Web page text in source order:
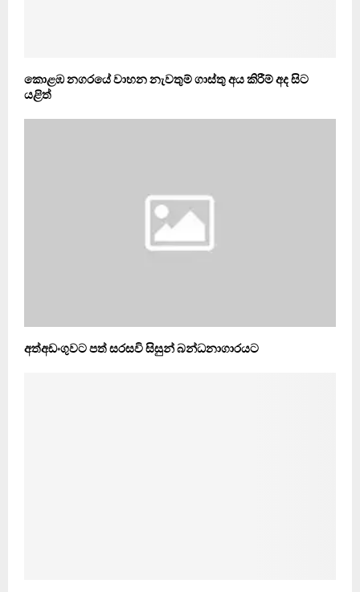
කොළඹ නගරයේ වාහන නැවතුම් ගාස්තු අය කිරීම් අද සිට
යළිත්
අත්අඩංගුවට පත් සරසවි සිසුන් බන්ධනාගාරයට